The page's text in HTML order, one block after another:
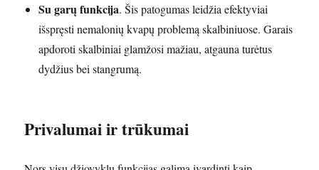
Su garų funkcija. Šis patogumas leidžia efektyviai
išspręsti nemalonių kvapų problemą skalbiniuose. Garais
apdoroti skalbiniai glamžosi mažiau, atgauna turėtus
dydžius bei stangrumą.
Privalumai ir trūkumai